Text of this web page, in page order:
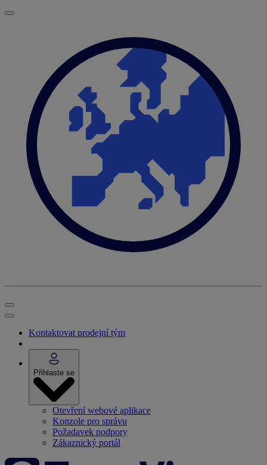
Kontaktovat prodejní tým
Přihlaste se
Otevření webové aplikace
Konzole pro správu
Požadavek podpory
Zákaznický portál